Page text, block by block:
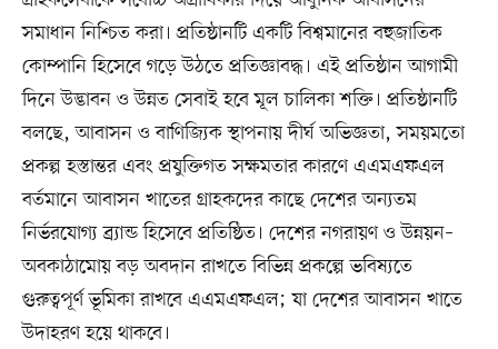
সমাধান নিশ্চিত করা। প্রতিষ্ঠানটি একটি বিশ্বমানের বহুজাতিক
কোম্পানি হিসেবে গড়ে উঠতে প্রতিজ্ঞাবদ্ধ। এই প্রতিষ্ঠান আগামী
দিনে উদ্ভাবন ও উন্নত সেবাই হবে মূল চালিকা শক্তি। প্রতিষ্ঠানটি
বলছে, আবাসন ও বাণিজ্যিক স্থাপনায় দীর্ঘ অভিজ্ঞতা, সময়মতো
প্রকল্প হস্তান্তর এবং প্রযুক্তিগত সক্ষমতার কারণে এএমএফএল
বর্তমানে আবাসন খাতের গ্রাহকদের কাছে দেশের অন্যতম
নির্ভরযোগ্য ব্র্যান্ড হিসেবে প্রতিষ্ঠিত। দেশের নগরায়ণ ও উন্নয়ন–
অবকাঠামোয় বড় অবদান রাখতে বিভিন্ন প্রকল্পে ভবিষ্যতে
গুরুত্বপূর্ণ ভূমিকা রাখবে এএমএফএল; যা দেশের আবাসন খাতে
উদাহরণ হয়ে থাকবে।